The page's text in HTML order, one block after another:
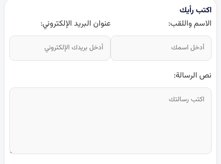
اكتب رأيك
الاسم واللقب:
عنوان البريد الإلكتروني:
نص الرسالة: